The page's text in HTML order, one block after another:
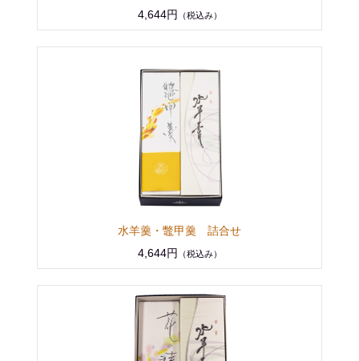
4,644円
（税込み）
水羊羹・鼈甲羹 詰合せ
4,644円
（税込み）